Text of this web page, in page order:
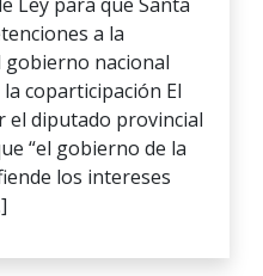
a la
nacional
coparticipación El
el diputado provincial
“el gobierno de la
los intereses